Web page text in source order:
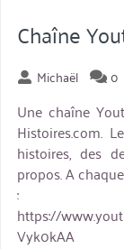
Chaîne
Michaël 0
Une chaîne
Histoires.com.
histoires, des
propos. A
:
https://
Vyk0kAA